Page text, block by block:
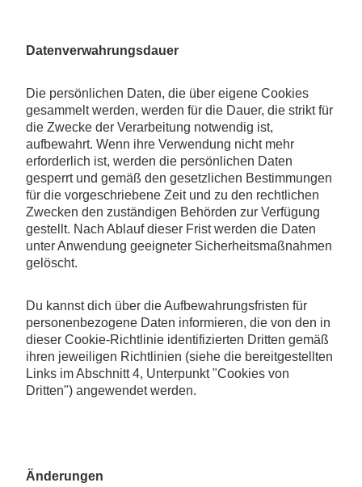
Datenverwahrungsdauer
Die persönlichen Daten, die über eigene Cookies
gesammelt werden, werden für die Dauer, die strikt für
die Zwecke der Verarbeitung notwendig ist,
aufbewahrt. Wenn ihre Verwendung nicht mehr
erforderlich ist, werden die persönlichen Daten
gesperrt und gemäß den gesetzlichen Bestimmungen
für die vorgeschriebene Zeit und zu den rechtlichen
Zwecken den zuständigen Behörden zur Verfügung
gestellt. Nach Ablauf dieser Frist werden die Daten
unter Anwendung geeigneter Sicherheitsmaßnahmen
gelöscht.
Du kannst dich über die Aufbewahrungsfristen für
personenbezogene Daten informieren, die von den in
dieser Cookie-Richtlinie identifizierten Dritten gemäß
ihren jeweiligen Richtlinien (siehe die bereitgestellten
Links im Abschnitt 4, Unterpunkt "Cookies von
Dritten") angewendet werden.
Änderungen